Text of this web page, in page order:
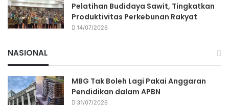
Pelatihan Budidaya Sawit, Tingkatkan
Produktivitas Perkebunan Rakyat
14/07/2026
NASIONAL
MBG Tak Boleh Lagi Pakai Anggaran
Pendidikan dalam APBN
31/07/2026